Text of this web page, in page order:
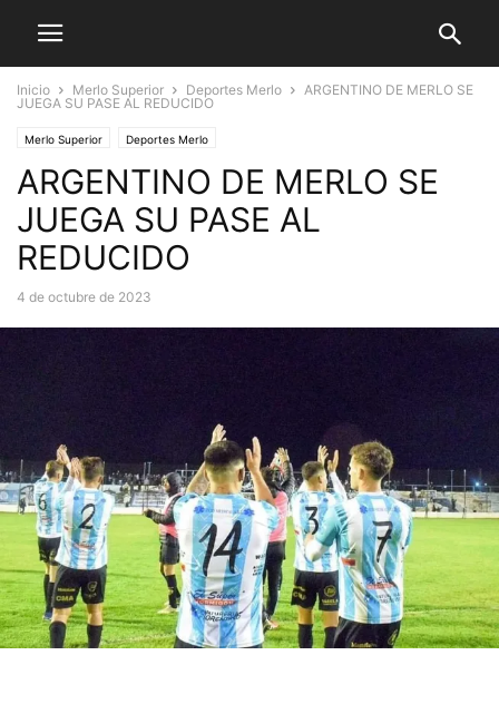
Inicio Merlo Superior Deportes Merlo
ARGENTINO DE MERLO SE
JUEGA SU PASE AL REDUCIDO
Merlo Superior Deportes Merlo
ARGENTINO DE MERLO SE
JUEGA SU PASE AL
REDUCIDO
4 de octubre de 2023